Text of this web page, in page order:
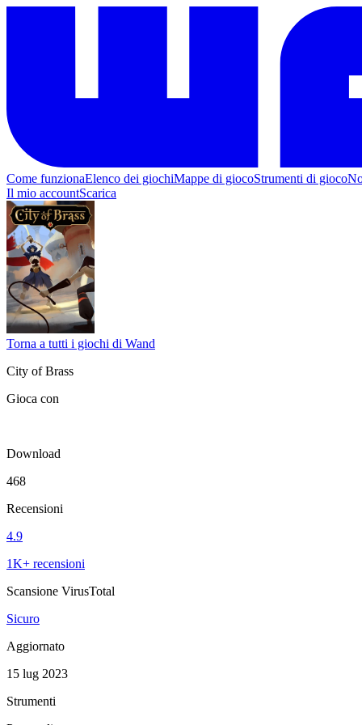
Come funzionaElenco dei giochiMappe di giocoStrumenti di gioco
Il mio accountScarica
Torna a tutti i giochi di Wand
City of Brass
Gioca con
Download
468
Recensioni
4.9
1K+ recensioni
Scansione VirusTotal
Sicuro
Aggiornato
15 lug 2023
Strumenti